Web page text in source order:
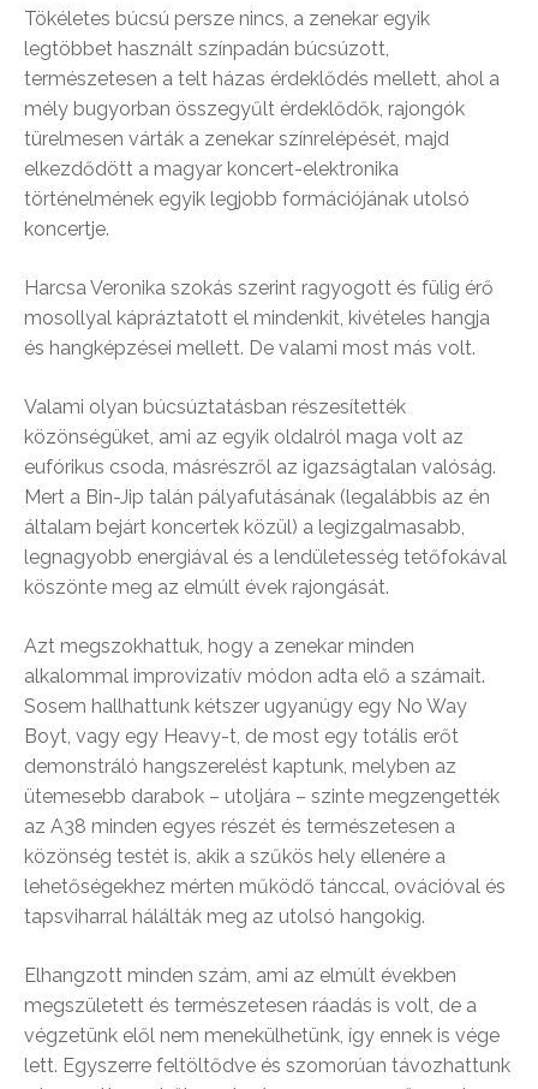
Tökéletes búcsú persze nincs, a zenekar egyik
legtöbbet használt színpadán búcsúzott,
természetesen a telt házas érdeklődés mellett, ahol a
mély bugyorban összegyűlt érdeklődők, rajongók
türelmesen várták a zenekar színrelépését, majd
elkezdődött a magyar koncert-elektronika
történelmének egyik legjobb formációjának utolsó
koncertje.
Harcsa Veronika szokás szerint ragyogott és fülig érő
mosollyal kápráztatott el mindenkit, kivételes hangja
és hangképzései mellett. De valami most más volt.
Valami olyan búcsúztatásban részesítették
közönségüket, ami az egyik oldalról maga volt az
eufórikus csoda, másrészről az igazságtalan valóság.
Mert a Bin-Jip talán pályafutásának (legalábbis az én
általam bejárt koncertek közül) a legizgalmasabb,
legnagyobb energiával és a lendületesség tetőfokával
köszönte meg az elmúlt évek rajongását.
Azt megszokhattuk, hogy a zenekar minden
alkalommal improvizatív módon adta elő a számait.
Sosem hallhattunk kétszer ugyanúgy egy No Way
Boyt, vagy egy Heavy-t, de most egy totális erőt
demonstráló hangszerelést kaptunk, melyben az
ütemesebb darabok – utoljára – szinte megzengették
az A38 minden egyes részét és természetesen a
közönség testét is, akik a szűkös hely ellenére a
lehetőségekhez mérten működő tánccal, ovációval és
tapsviharral hálálták meg az utolsó hangokig.
Elhangzott minden szám, ami az elmúlt években
megszületett és természetesen ráadás is volt, de a
végzetünk elől nem menekülhetünk, így ennek is vége
lett. Egyszerre feltöltődve és szomorúan távozhattunk